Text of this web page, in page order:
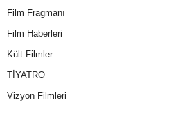
Film Fragmanı
Film Haberleri
Kült Filmler
TİYATRO
Vizyon Filmleri